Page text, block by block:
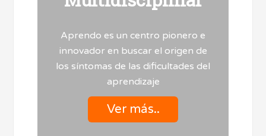
Aprendo es un centro pionero e
innovador en buscar el origen de
los síntomas de las dificultades del
aprendizaje
Ver más..